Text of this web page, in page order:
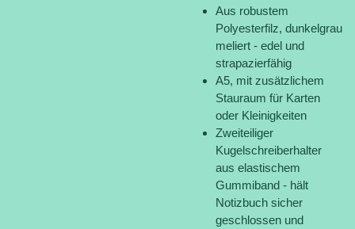
Aus robustem
Polyesterfilz, dunkelgrau
meliert - edel und
strapazierfähig
A5, mit zusätzlichem
Stauraum für Karten
oder Kleinigkeiten
Zweiteiliger
Kugelschreiberhalter
aus elastischem
Gummiband - hält
Notizbuch sicher
geschlossen und